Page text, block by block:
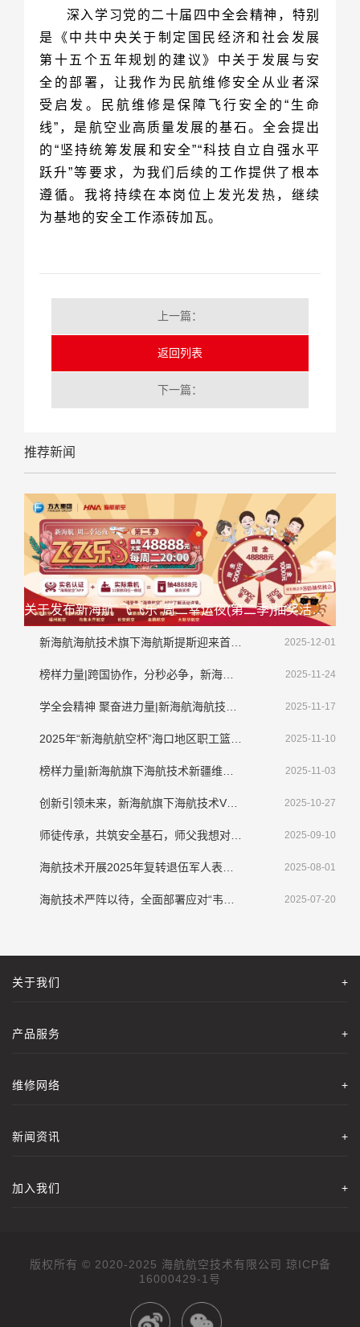
为基地的安全工作添砖加瓦。
上一篇：
返回列表
下一篇：
推荐新闻
关于发布新海航"飞飞乐"周二幸运夜(第二季)抽奖活动延期公告的通知
新海航海航技术旗下海航斯提斯迎来首架大韩航空整机喷涂业务 2025-12-01
榜样力量|跨国协作，分秒必争，新海航海航技术顺利完成境外紧急排故工作 2025-11-24
学全会精神 聚奋进力量|新海航海航技术干部员工畅谈学习贯彻落实党的二十届四中全会精神 2025-11-17
2025年“新海航航空杯”海口地区职工篮球赛圆满收官 2025-11-10
榜样力量|新海航旗下海航技术新疆维修基地侯新宇： 拾金不昧显担当，诚信美德传清风​ 2025-11-03
创新引领未来，新海航旗下海航技术VR机务技能培训应用系统亮相第三届CATA航空大会 2025-10-27
师徒传承，共筑安全基石，师父我想对您说 2025-09-10
海航技术开展2025年复转退伍军人表彰大会暨座谈会 2025-08-01
海航技术严阵以待，全面部署应对“韦帕”挑战 2025-07-20
关于我们 +
产品服务 +
维修网络 +
新闻资讯 +
加入我们 +
版权所有 © 2020-2025 海航航空技术有限公司
16000429-1号